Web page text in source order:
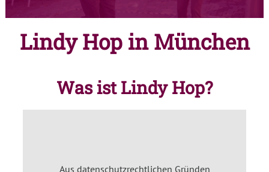
Lindy Hop in München
Was ist Lindy Hop?
Aus datenschutzrechtlichen Gründen